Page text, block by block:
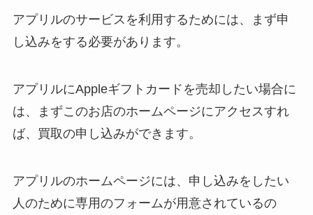
アプリルのサービスを利用するためには、まず申
し込みをする必要があります。
アプリルにAppleギフトカードを売却したい場合に
は、まずこのお店のホームページにアクセスすれ
ば、買取の申し込みができます。
アプリルのホームページには、申し込みをしたい
人のために専用のフォームが用意されているの